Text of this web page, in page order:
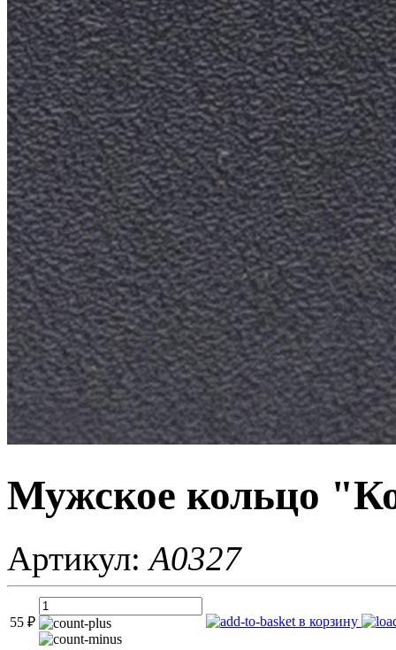
Мужское кольцо
Артикул:A0327
55 ₽ в корзину